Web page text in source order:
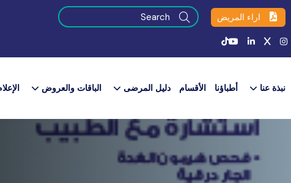
اراء المريض
نبذة عنا أطباؤنا الأقسام دليل المرضى الباقات والعروض​